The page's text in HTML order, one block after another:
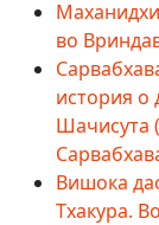
во
история о
Шачисута
Вишока
Тхакура.